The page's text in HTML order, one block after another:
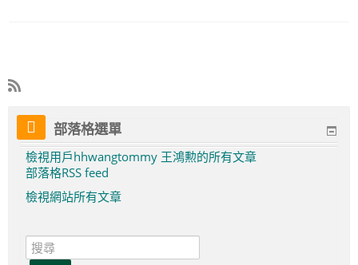
部落格選單
檢視用戶hhwangtommy 王鴻勲的所有文章
部落格RSS feed
檢視網站所有文章
搜
尋